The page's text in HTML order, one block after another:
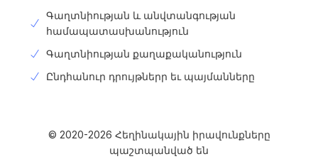
Գաղտնիության և անվտանգության
համապատասխանություն
Գաղտնիության քաղաքականություն
Ընդհանուր դրույթներր եւ պայմանները
© 2020-2026 Հեղինակային իրավունքները
պաշտպանված են
Login